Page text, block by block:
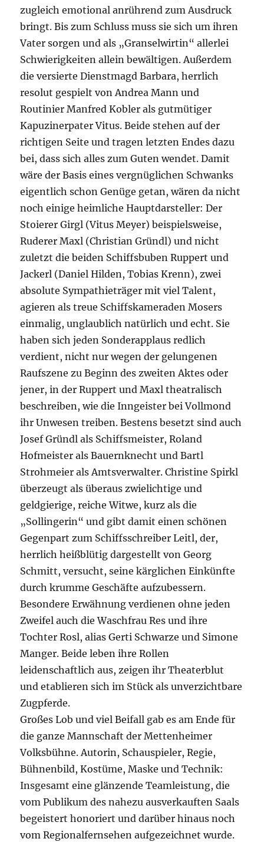
zugleich emotional anrührend zum Ausdruck
bringt. Bis zum Schluss muss sie sich um ihren
Vater sorgen und als „Granselwirtin“ allerlei
Schwierigkeiten allein bewältigen. Außerdem
die versierte Dienstmagd Barbara, herrlich
resolut gespielt von Andrea Mann und
Routinier Manfred Kobler als gutmütiger
Kapuzinerpater Vitus. Beide stehen auf der
richtigen Seite und tragen letzten Endes dazu
bei, dass sich alles zum Guten wendet. Damit
wäre der Basis eines vergnüglichen Schwanks
eigentlich schon Genüge getan, wären da nicht
noch einige heimliche Hauptdarsteller: Der
Stoierer Girgl (Vitus Meyer) beispielsweise,
Ruderer Maxl (Christian Gründl) und nicht
zuletzt die beiden Schiffsbuben Ruppert und
Jackerl (Daniel Hilden, Tobias Krenn), zwei
absolute Sympathieträger mit viel Talent,
agieren als treue Schiffskameraden Mosers
einmalig, unglaublich natürlich und echt. Sie
haben sich jeden Sonderapplaus redlich
verdient, nicht nur wegen der gelungenen
Raufszene zu Beginn des zweiten Aktes oder
jener, in der Ruppert und Maxl theatralisch
beschreiben, wie die Inngeister bei Vollmond
ihr Unwesen treiben. Bestens besetzt sind auch
Josef Gründl als Schiffsmeister, Roland
Hofmeister als Bauernknecht und Bartl
Strohmeier als Amtsverwalter. Christine Spirkl
überzeugt als überaus zwielichtige und
geldgierige, reiche Witwe, kurz als die
„Sollingerin“ und gibt damit einen schönen
Gegenpart zum Schiffsschreiber Leitl, der,
herrlich heißblütig dargestellt von Georg
Schmitt, versucht, seine kärglichen Einkünfte
durch krumme Geschäfte aufzubessern.
Besondere Erwähnung verdienen ohne jeden
Zweifel auch die Waschfrau Res und ihre
Tochter Rosl, alias Gerti Schwarze und Simone
Manger. Beide leben ihre Rollen
leidenschaftlich aus, zeigen ihr Theaterblut
und etablieren sich im Stück als unverzichtbare
Zugpferde.
Großes Lob und viel Beifall gab es am Ende für
die ganze Mannschaft der Mettenheimer
Volksbühne. Autorin, Schauspieler, Regie,
Bühnenbild, Kostüme, Maske und Technik:
Insgesamt eine glänzende Teamleistung, die
vom Publikum des nahezu ausverkauften Saals
begeistert honoriert und darüber hinaus noch
vom Regionalfernsehen aufgezeichnet wurde.